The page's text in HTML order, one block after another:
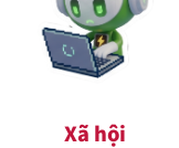
Xã hội